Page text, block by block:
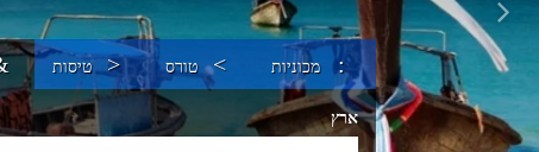
טיסות טורס מכוניות
ארץ